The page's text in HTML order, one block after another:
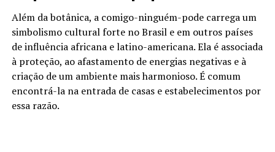
Além da botânica, a comigo-ninguém-pode carrega um
simbolismo cultural forte no Brasil e em outros países
de influência africana e latino-americana. Ela é associada
à proteção, ao afastamento de energias negativas e à
criação de um ambiente mais harmonioso. É comum
encontrá-la na entrada de casas e estabelecimentos por
essa razão.